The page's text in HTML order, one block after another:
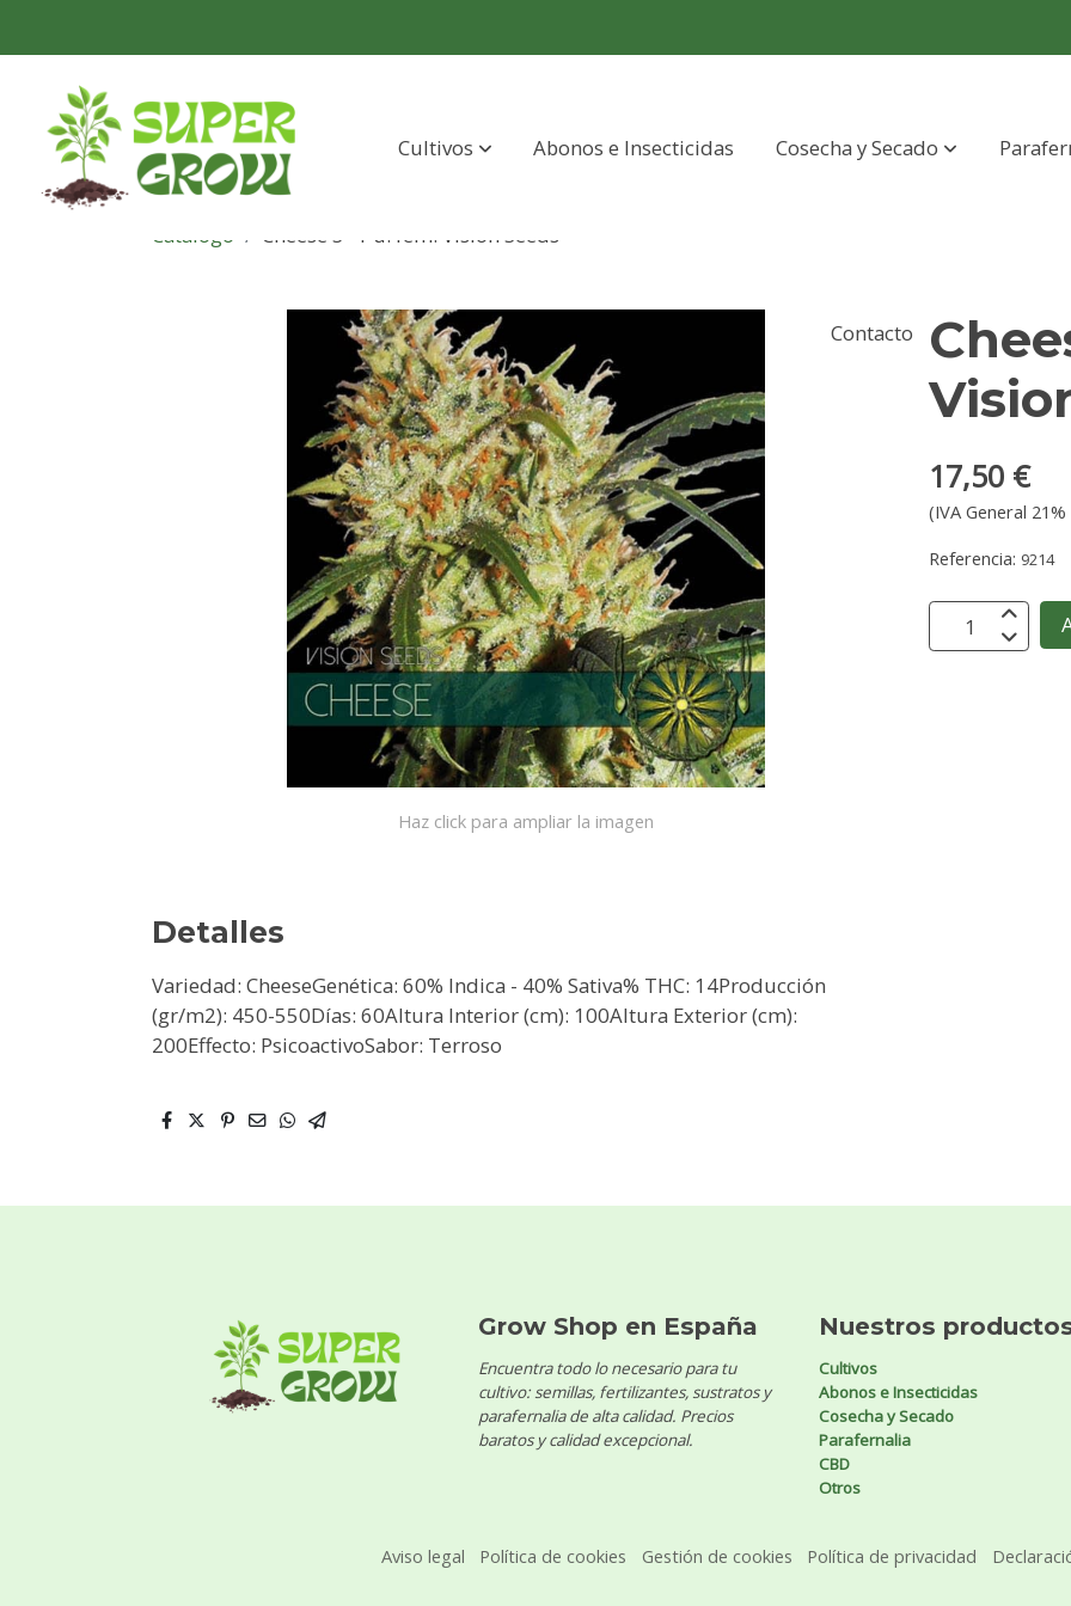
Cultivos Abonos e Insecticidas Cosecha y Secado
Contacto
Catálogo Cheese 3+1 u. fem. Vision Seeds
Haz click para ampliar la imagen
Detalles
Variedad: CheeseGenética: 60% Indica - 40% Sativa% THC: 14Producción
(gr/m2): 450-550Días: 60Altura Interior (cm): 100Altura Exterior (cm):
200Effecto: PsicoactivoSabor: Terroso
17,50 €
(IVA General
Referencia: 9214
Grow Shop en España
Encuentra todo lo necesario para tu
cultivo: semillas, fertilizantes, sustratos y
parafernalia de alta calidad. Precios
baratos y calidad excepcional.
Nuestros
Cultivos
Abonos e Insecticidas
Cosecha y Secado
Parafernalia
CBD
Otros
Aviso legal Política de cookies Gestión de cookies Política de privacidad